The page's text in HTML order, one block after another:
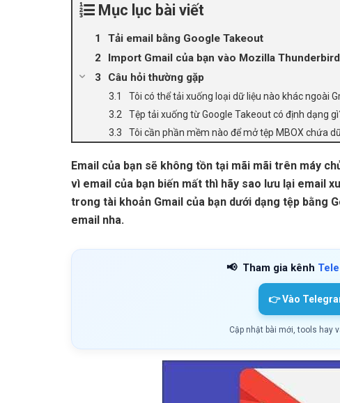
Mục lục bài viết
Tải email bằng Google Takeout
Import Gmail của bạn vào Mozilla Thunderbird
Câu hỏi thường gặp
Tôi có thể tải xuống loại dữ liệu nào khác ngoài
Tệp tải xuống từ Google Takeout có định dạng
Tôi cần phần mềm nào để mở tệp MBOX chứa
Email của bạn sẽ không tồn tại mãi mãi trên máy
vì email của bạn biến mất thì hãy sao lưu lại email
trong tài khoản Gmail của bạn dưới dạng tệp bằng
email nha.
📢 Tham gia kênh
👉 Vào
Cập nhật bài mới, tools hay